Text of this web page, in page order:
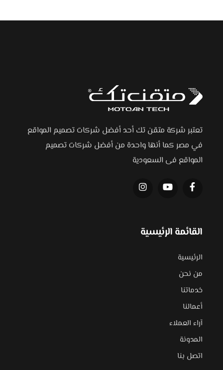
تعتبر شركة متقن تك أحد أفضل شركات تصميم المواقع
في مصر كما أنها واحدة من أفضل شركات تصميم
المواقع فى السعودية
القائمة الرئيسية
الرئيسية
من نحن
خدماتنا
أعمالنا
آراء العملاء
المدونة
اتصل بنا